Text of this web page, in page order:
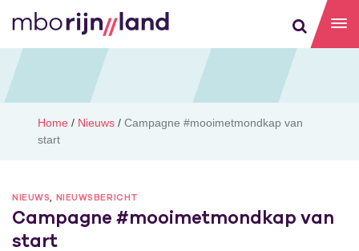
Home / Nieuws /Campagne #mooimetmondkap van
start
NIEUWS NIEUWSBERICHT
Campagne #mooimetmondkap van
start